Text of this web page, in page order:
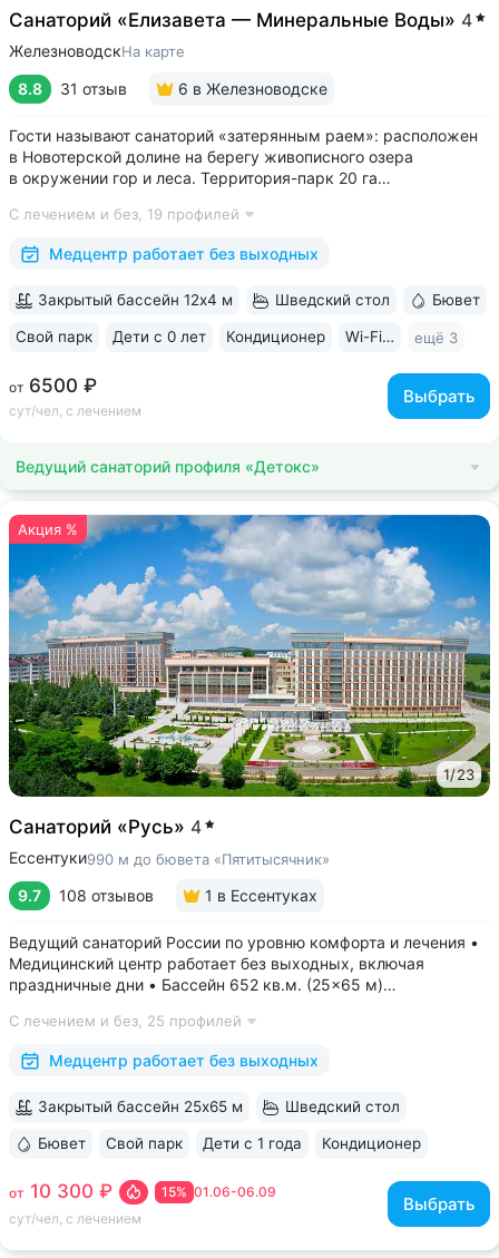
Cанаторий «Елизавета — Минеральные Воды» 4
ЖелезноводскНа карте
8.8 31 отзыв 6 в Железноводске
Гости называют санаторий «затерянным раем»: расположен
в Новотерской долине на берегу живописного озера
в окружении гор и леса. Территория-парк 20 га
живописным храмом «Нерушимая стена» • Обустроенная
набережная озера с зонами отдыха и...
С лечением и без, 19 профилей
Медцентр работает без выходных
от 6500 ₽
сут/чел, с лечением
Выбрать
Закрытый бассейн 12х4 м Шведский стол Бювет
Свой парк Дети с 0 лет Кондиционер Wi-Fi в номерах ещё 3
Ведущий санаторий профиля «Детокс»
Акция %
1/23
Санаторий «Русь» 4
Ессентуки990 м до бювета «Пятитысячник»
9.7 108 отзывов 1 в Ессентуках
Ведущий санаторий России по уровню комфорта и лечения •
Медицинский центр работает без выходных, включая
праздничные дни • Бассейн 652 кв.м. (25×65 м)
Глубина от 30 до 180 см, есть отдельная детская зона. Рядом
расположены закрытая терраса...
С лечением и без, 25 профилей
Медцентр работает без выходных
01.06-06.09
15%
от 10 300 ₽
сут/чел, с лечением
Выбрать
Закрытый бассейн 25х65 м Шведский стол
Бювет Свой парк Дети с 1 года Кондиционер
ещё 6